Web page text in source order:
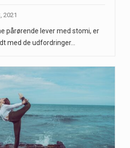
2021
pårørende lever med stomi, er
med de udfordringer…